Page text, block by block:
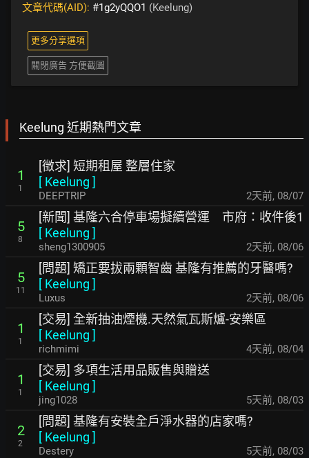
文章代碼(AID): #1g2yQQO1 (Keelung)
更多分享選項
關閉廣告 方便截圖
Keelung 近期熱門文章
1
1
[徵求] 短期租屋 整層住家
[ Keelung ]
DEEPTRIP 2天前, 08/07
5
8
[新聞] 基隆六合停車場擬續營運 市府：收件後1
[ Keelung ]
sheng1300905 2天前, 08/06
5
11
[問題] 矯正要拔兩顆智齒 基隆有推薦的牙醫嗎?
[ Keelung ]
Luxus 2天前, 08/06
1
1
[交易] 全新抽油煙機.天然氣瓦斯爐-安樂區
[ Keelung ]
richmimi 4天前, 08/04
1
1
[交易] 多項生活用品販售與贈送
[ Keelung ]
jing1028 5天前, 08/03
2
2
[問題] 基隆有安裝全戶淨水器的店家嗎?
[ Keelung ]
Destery 5天前, 08/03